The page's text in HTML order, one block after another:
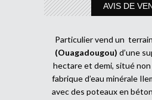
AVIS DE
Particulier vend un
(Ouagadougou) d’une
hectare et demi, situé non
fabrique d’eau minérale
avec des poteaux en